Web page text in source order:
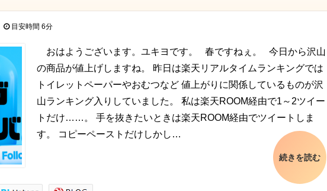
目安時間 6分
おはようございます。ユキヨです。 春ですねぇ。 今日から沢山
の商品が値上げしますね。 昨日は楽天リアルタイムランキングでは
トイレットペーパーやおむつなど 値上がりに関係しているものが沢
山ランキング入りしていました。 私は楽天ROOM経由で1～2ツイー
トだけ……。 手を抜きたいときは楽天ROOM経由でツイートしま
す。 コピーペーストだけしかし…
続きを読む